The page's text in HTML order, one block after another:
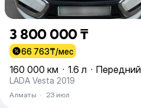
3 800 000 ₸
66 763₸/мес
160 000 км · 1.6 л · Передний
LADA Vesta 2019
Алматы · 23 июл